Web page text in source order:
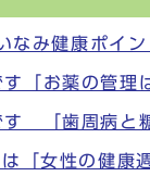
み健康ポイン
「お薬の管理
す 「歯周病と
「女性の健康